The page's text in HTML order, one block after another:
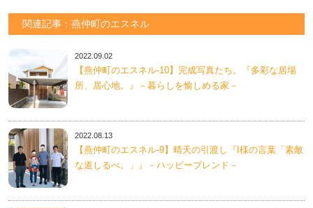
関連記事：燕仲町のエスネル
2022.09.02
【燕仲町のエスネル‐10】完成写真たち。『多彩な居場
所、居心地。』－暮らしを愉しめる家－
2022.08.13
【燕仲町のエスネル‐9】晴天の引渡し『I様の言葉「素敵
な道しるべ。」』－ハッピーブレンド－